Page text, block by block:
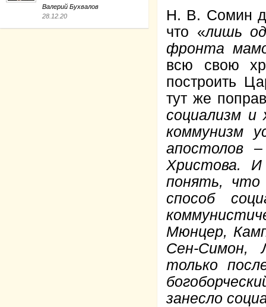
Валерий Бухвалов
28.12.20
Н. В. Сомин
что «лишь
фронта
всю свою
построить
тут же
социализм и
коммунизм
апостолов
Христова.
понять, что
способ
Мюнцер,
Сен-Симон,
только
занесло